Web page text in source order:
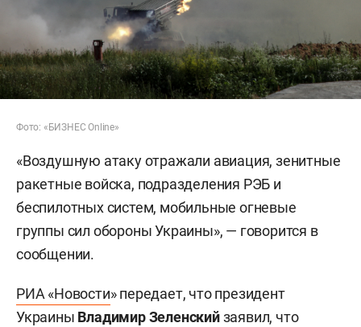
Фото: «БИЗНЕС Online»
«Воздушную атаку отражали авиация, зенитные
ракетные войска, подразделения РЭБ и
беспилотных систем, мобильные огневые
группы сил обороны Украины», — говорится в
сообщении.
РИА «Новости» передает, что президент
Украины Владимир Зеленскийзаявил, что